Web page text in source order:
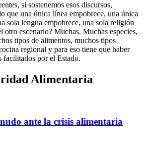
si sostenemos esos discursos,
que una única línea empobrece, una única
sola lengua empobrece, una sola religión
otro escenario? Muchas. Muchas especies,
tipos de alimentos, muchos tipos
regional y para eso tiene que haber
facilitados por el Estado.
Alimentaria
ante la crisis alimentaria